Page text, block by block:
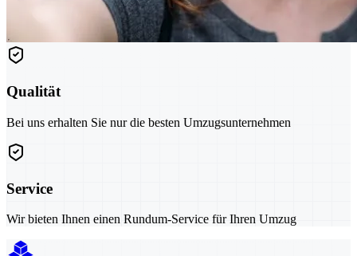
Qualität
Bei uns erhalten Sie nur die besten Umzugsunternehmen
Service
Wir bieten Ihnen einen Rundum-Service für Ihren Umzug